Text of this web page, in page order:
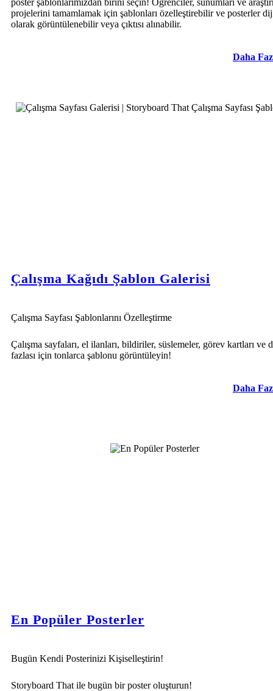
poster şablonlarımızdan birini seçin! Öğrenciler, sunumları ve
projelerini tamamlamak için şablonları özelleştirebilir ve posterler
olarak görüntülenebilir veya çıktısı alınabilir.
Daha
Çalışma Kağıdı Şablon Galerisi
Çalışma Sayfası Şablonlarını Özelleştirme
Çalışma sayfaları, el ilanları, bildiriler, süslemeler, görev kartları ve
fazlası için tonlarca şablonu görüntüleyin!
Daha
En Popüler Posterler
Bugün Kendi Posterinizi Kişiselleştirin!
Storyboard That ile bugün bir poster oluşturun!